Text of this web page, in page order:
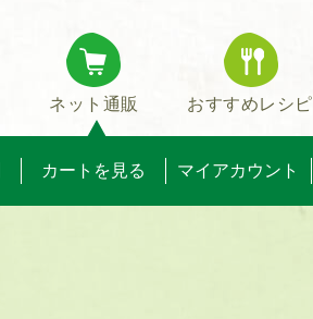
ネット通販
カートを見る マイアカウント
おすすめレシピ